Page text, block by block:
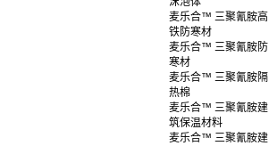
麦乐合™ 三聚氰胺高
铁防寒材
麦乐合™ 三聚氰胺防
寒材
麦乐合™ 三聚氰胺隔
热棉
麦乐合™ 三聚氰胺建
筑保温材料
麦乐合™ 三聚氰胺建